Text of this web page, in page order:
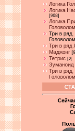
Логика
Логика
[968]
Логика
Три в ряд,
Три в ряд
Маджонг
Тетрис [2]
Зуманоид
Три в ряд,